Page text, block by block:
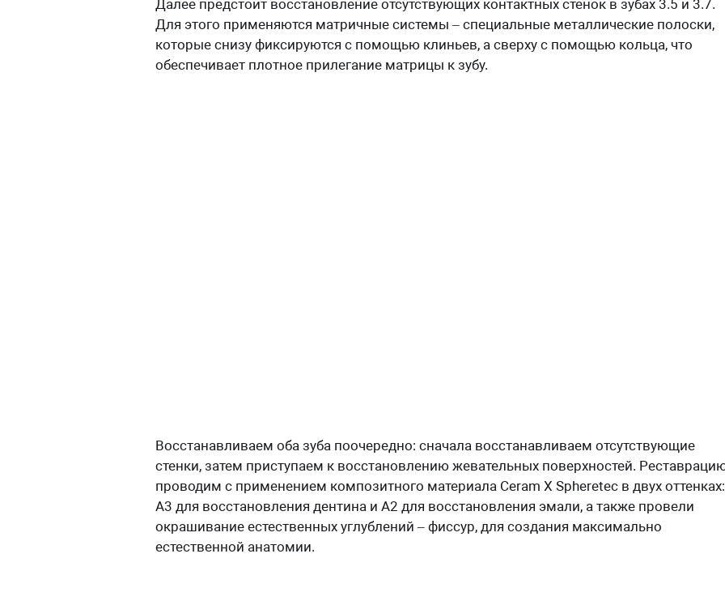
Далее предстоит восстановление отсутствующих контактных стенок в зубах 3.5 и 3.7.
Для этого применяются матричные системы – специальные металлические полоски,
которые снизу фиксируются с помощью клиньев, а сверху с помощью кольца, что
обеспечивает плотное прилегание матрицы к зубу.
Восстанавливаем оба зуба поочередно: сначала восстанавливаем отсутствующие
стенки, затем приступаем к восстановлению жевательных поверхностей.
проводим с применением композитного материала Ceram X Spheretec в двух оттенках:
А3 для восстановления дентина и А2 для восстановления эмали, а также провели
окрашивание естественных углублений – фиссур, для создания максимально
естественной анатомии.